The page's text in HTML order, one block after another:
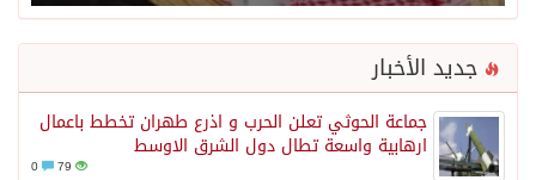
جديد الأخبار
جماعة الحوثي تعلن الحرب و اذرع طهران تخطط باعمال
ارهابية واسعة تطال دول الشرق الاوسط
79